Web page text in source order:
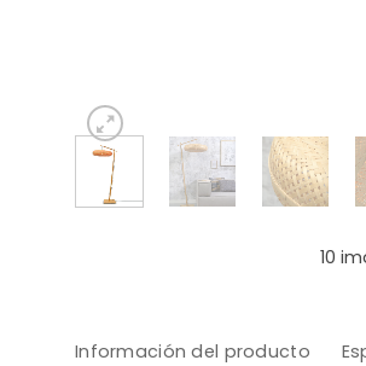
10
Información del producto